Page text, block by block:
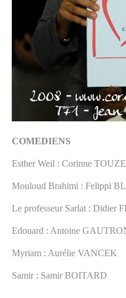
COMEDIENS
Esther Weil : Corinne
Mouloud Brahimi : Felippi
Le professeur Sarlat : Didier
Edouard : Antoine
Myriam : Aurélie VANCEK
Samir : Samir BOITARD